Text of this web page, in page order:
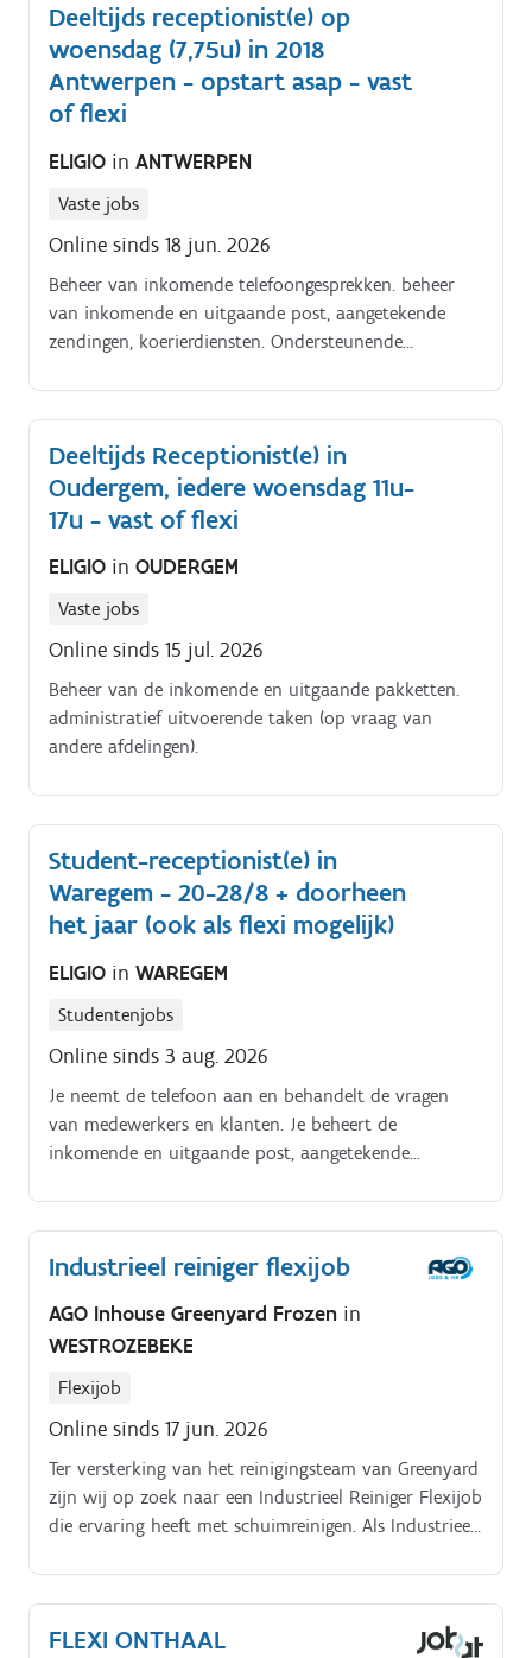
Deeltijds receptionist(e) op
woensdag (7,75u) in 2018
Antwerpen - opstart asap - vast
of flexi
ELIGIO in ANTWERPEN
Vaste jobs
Online sinds 18 jun. 2026
Beheer van inkomende telefoongesprekken. beheer
van inkomende en uitgaande post, aangetekende
zendingen, koerierdiensten. Ondersteunende
Deeltijds Receptionist(e) in
Oudergem, iedere woensdag 11u-
17u - vast of flexi
ELIGIO in OUDERGEM
Vaste jobs
Online sinds 15 jul. 2026
Beheer van de inkomende en uitgaande pakketten.
administratief uitvoerende taken (op vraag van
andere afdelingen).
Student-receptionist(e) in
Waregem - 20-28/8 + doorheen
het jaar (ook als flexi mogelijk)
ELIGIO in WAREGEM
Studentenjobs
Online sinds 3 aug. 2026
Je neemt de telefoon aan en behandelt de vragen
van medewerkers en klanten. Je beheert de
inkomende en uitgaande post, aangetekende
Industrieel reiniger flexijob
AGO Inhouse Greenyard Frozen in
WESTROZEBEKE
Flexijob
Online sinds 17 jun. 2026
Ter versterking van het reinigingsteam van Greenyard
zijn wij op zoek naar een Industrieel Reiniger Flexijob
die ervaring heeft met schuimreinigen. Als Industrieel
volgens de geldende hygiëne- en veiligheidsnormen. Je
zult werken in een dynamische omgeving waar
FLEXI ONTHAAL